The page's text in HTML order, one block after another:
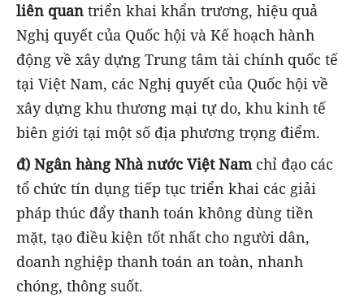
liên quan triển khai khẩn trương, hiệu quả
Nghị quyết của Quốc hội và Kế hoạch hành
động về xây dựng Trung tâm tài chính quốc tế
tại Việt Nam, các Nghị quyết của Quốc hội về
xây dựng khu thương mại tự do, khu kinh tế
biên giới tại một số địa phương trọng điểm.
đ) Ngân hàng Nhà nước Việt Nam chỉ đạo các
tổ chức tín dụng tiếp tục triển khai các giải
pháp thúc đẩy thanh toán không dùng tiền
mặt, tạo điều kiện tốt nhất cho người dân,
doanh nghiệp thanh toán an toàn, nhanh
chóng, thông suốt.